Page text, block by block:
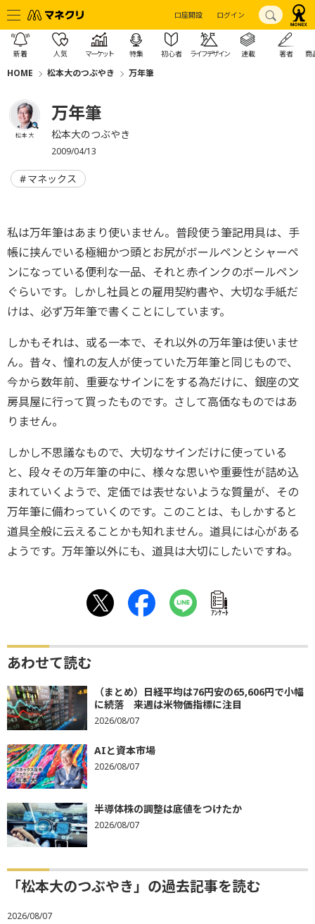
口座開設 ログイン
新着 人気 マーケット 特集 初心者 ライフデザイン 連載 著者 商
HOME 松本大のつぶやき 万年筆
松本 大
万年筆
松本大のつぶやき
2009/04/13
マネックス
私は万年筆はあまり使いません。普段使う筆記用具は、手
帳に挟んでいる極細かつ頭とお尻がボールペンとシャーペ
ンになっている便利な一品、それと赤インクのボールペン
ぐらいです。しかし社員との雇用契約書や、大切な手紙だ
けは、必ず万年筆で書くことにしています。
しかもそれは、或る一本で、それ以外の万年筆は使いませ
ん。昔々、憧れの友人が使っていた万年筆と同じもので、
今から数年前、重要なサインにをする為だけに、銀座の文
房具屋に行って買ったものです。さして高価なものではあ
りません。
しかし不思議なもので、大切なサインだけに使っている
と、段々その万年筆の中に、様々な思いや重要性が詰め込
まれていくようで、定価では表せないような質量が、その
万年筆に備わっていくのです。このことは、もしかすると
道具全般に云えることかも知れません。道具には心がある
ようです。万年筆以外にも、道具は大切にしたいですね。
ｱﾝｹｰﾄ
あわせて読む
（まとめ）日経平均は76円安の65,606円で小幅
に続落 来週は米物価指標に注目
2026/08/07
AIと資本市場
2026/08/07
半導体株の調整は底値をつけたか
2026/08/07
「松本大のつぶやき」の過去記事を読む
2026/08/07